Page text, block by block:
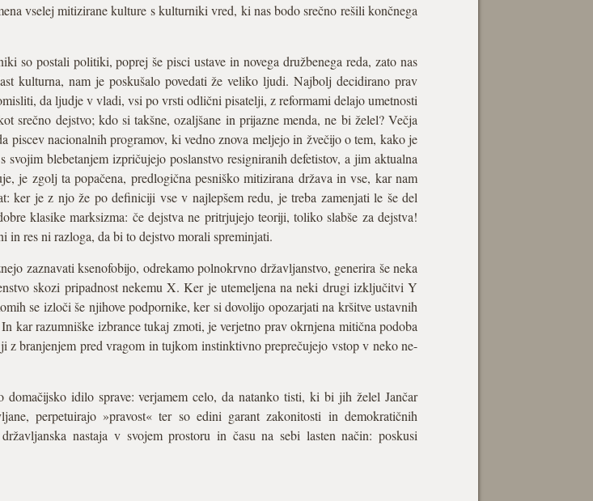
vselej mitizirane kulture s kulturniki vred, ki nas bodo srečno rešili končnega
so postali politiki, poprej še pisci ustave in novega družbenega reda, zato nas
kulturna, nam je poskušalo povedati že veliko ljudi. Najbolj decidirano prav
da ljudje v vladi, vsi po vrsti odlični pisatelji, z reformami delajo umetnosti
srečno dejstvo; kdo si takšne, ozaljšane in prijazne menda, ne bi želel? Večja
piscev nacionalnih programov, ki vedno znova meljejo in žvečijo o tem, kako je
blebetanjem izpričujejo poslanstvo resigniranih defetistov, a jim aktualna
je zgolj ta popačena, predlogična pesniško mitizirana država in vse, kar nam
ker je z njo že po definiciji vse v najlepšem redu, je treba zamenjati le še del
klasike marksizma: če dejstva ne pritrjujejo teoriji, toliko slabše za dejstva!
res ni razloga, da bi to dejstvo morali spreminjati.
zaznavati ksenofobijo, odrekamo polnokrvno državljanstvo, generira še neka
skozi pripadnost nekemu X. Ker je utemeljena na neki drugi izključitvi Y
se izloči še njihove podpornike, ker si dovolijo opozarjati na kršitve ustavnih
kar razumniške izbrance tukaj zmoti, je verjetno prav okrnjena mitična podoba
branjenjem pred vragom in tujkom instinktivno preprečujejo vstop v neko ne-
idilo sprave: verjamem celo, da natanko tisti, ki bi jih želel Jančar
perpetuirajo »pravost« ter so edini garant zakonitosti in demokratičnih
nastaja v svojem prostoru in času na sebi lasten način: poskusi